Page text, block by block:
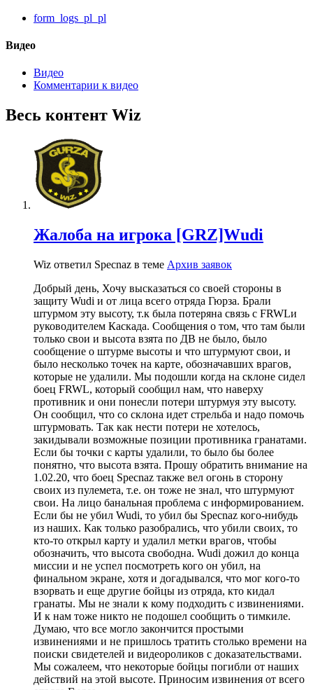
form_logs_pl_pl
Видео
Видео
Комментарии к видео
Весь контент Wiz
Жалоба на игрока [GRZ]Wudi
Wiz ответил Specnaz в теме Архив заявок
Добрый день, Хочу высказаться со своей стороны в
защиту Wudi и от лица всего отряда Гюрза. Брали
штурмом эту высоту, т.к была потеряна связь с FRWLи
руководителем Каскада. Сообщения о том, что там были
только свои и высота взята по ДВ не было, было
сообщение о штурме высоты и что штурмуют свои, и
было несколько точек на карте, обозначавших врагов,
которые не удалили. Мы подошли когда на склоне сидел
боец FRWL, который сообщил нам, что наверху
противник и они понесли потери штурмуя эту высоту.
Он сообщил, что со склона идет стрельба и надо помочь
штурмовать. Так как нести потери не хотелось,
закидывали возможные позиции противника гранатами.
Если бы точки с карты удалили, то было бы более
понятно, что высота взята. Прошу обратить внимание на
1.02.20, что боец Specnaz также вел огонь в сторону
своих из пулемета, т.е. он тоже не знал, что штурмуют
свои. На лицо банальная проблема с информированием.
Если бы не убил Wudi, то убил бы Specnaz кого-нибудь
из наших. Как только разобрались, что убили своих, то
кто-то открыл карту и удалил метки врагов, чтобы
обозначить, что высота свободна. Wudi дожил до конца
миссии и не успел посмотреть кого он убил, на
финальном экране, хотя и догадывался, что мог кого-то
взорвать и еще другие бойцы из отряда, кто кидал
гранаты. Мы не знали к кому подходить с извинениями.
И к нам тоже никто не подошел сообщить о тимкиле.
Думаю, что все могло закончится простыми
извинениями и не пришлось тратить столько времени на
поиски свидетелей и видеороликов с доказательствами.
Мы сожалеем, что некоторые бойцы погибли от наших
действий на этой высоте. Приносим извинения от всего